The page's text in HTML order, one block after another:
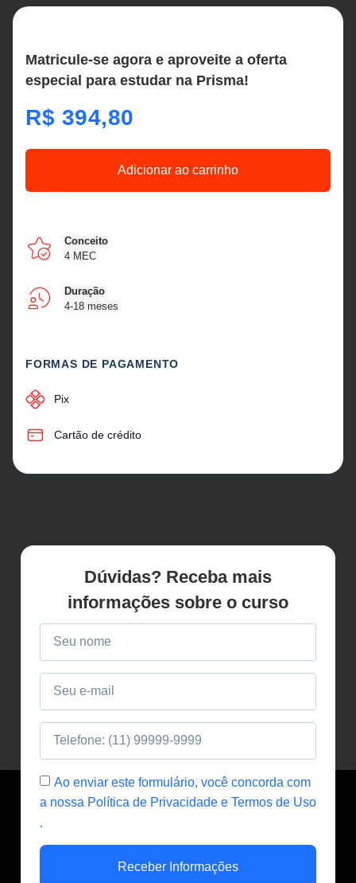
Matricule-se agora e aproveite a oferta
especial para estudar na Prisma!
R$ 394,80
Adicionar ao carrinho
Conceito
4 MEC
Duração
4-18 meses
FORMAS DE PAGAMENTO
Pix
Cartão de crédito
Dúvidas? Receba mais
informações sobre o curso
Ao enviar este formulário, você concorda com
a nossa Política de Privacidade e Termos de Uso
.
Receber Informações